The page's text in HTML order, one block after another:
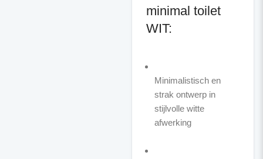
minimal toilet
WIT:
Minimalistisch en
strak ontwerp in
stijlvolle witte
afwerking